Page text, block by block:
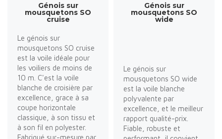
Génois sur
mousquetons SO
cruise
Le génois sur
mousquetons SO cruise
est la voile idéale pour
les voiliers de moins de
10 m. C'est la voile
blanche de croisière par
excellence, grace à sa
coupe horizontale
classique, à son tissu et
à son fil en polyester.
Fabriqué sur-mesure par
Génois sur
mousquetons SO
wide
Le génois sur
mousquetons SO wide
est la voile blanche
polyvalente par
excellence, et le meilleur
rapport qualité-prix.
Fiable, robuste et